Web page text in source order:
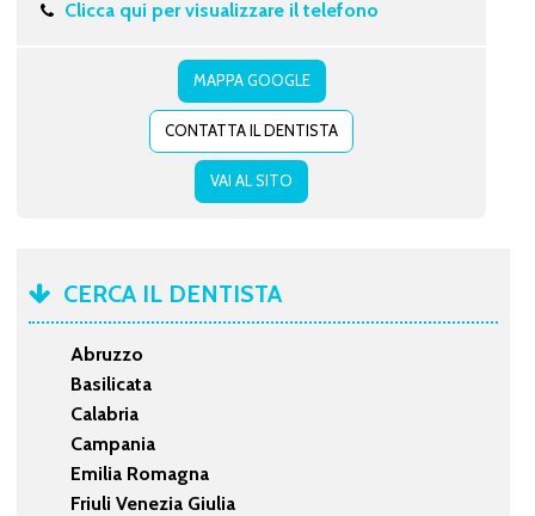
Clicca qui per visualizzare il telefono
MAPPA GOOGLE
CONTATTA IL DENTISTA
VAI AL SITO
CERCA IL DENTISTA
Abruzzo
Basilicata
Calabria
Campania
Emilia Romagna
Friuli Venezia Giulia